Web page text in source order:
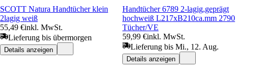
SCOTT Natura Handtücher klein
2lagig weiß
55,49 €inkl. MwSt.
Lieferung bis übermorgen
Details anzeigen
Handtücher 6789 2-lagig,geprägt
hochweiß L217xB210ca.mm 2790
Tücher/VE
59,99 €inkl. MwSt.
Lieferung bis Mi., 12. Aug.
Details anzeigen